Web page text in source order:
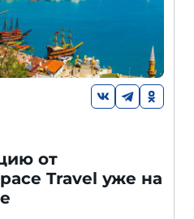
от
Travel уже на